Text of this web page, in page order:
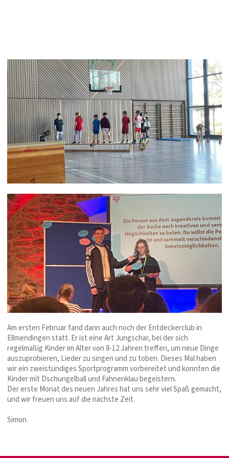
Am ersten Februar fand dann auch noch der Entdeckerclub in
Ellmendingen statt. Er ist eine Art Jungschar, bei der sich
regelmäßig Kinder im Alter von 8-12 Jahren treffen, um neue Dinge
auszuprobieren, Lieder zu singen und zu toben. Dieses Mal haben
wir ein zweistündiges Sportprogramm vorbereitet und konnten die
Kinder mit Dschungelball und Fahnenklau begeistern.
Der erste Monat des neuen Jahres hat uns sehr viel Spaß gemacht,
und wir freuen uns auf die nächste Zeit.
Simon